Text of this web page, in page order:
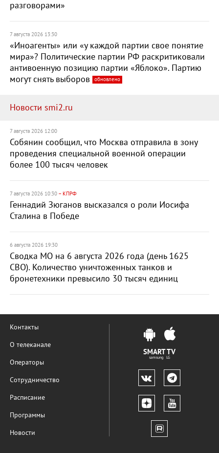
разговорами»
7 августа 2026 13:30
«Иноагенты» или «у каждой партии свое понятие
мира»? Политические партии РФ раскритиковали
антивоенную позицию партии «Яблоко». Партию
могут снять выборов
обновлено
Новости smi2.ru
7 августа 2026 12:00
Собянин сообщил, что Москва отправила в зону
проведения специальной военной операции
более 100 тысяч человек
7 августа 2026 10:30 – КПРФ
Геннадий Зюганов высказался о роли Иосифа
Сталина в Победе
6 августа 2026 19:30
Сводка МО на 6 августа 2026 года (день 1625
СВО). Количество уничтоженных танков и
бронетехники превысило 30 тысяч единиц
Контакты
О телеканале
Операторы
Сотрудничество
Расписание
Программы
Новости
SMART TV
samsung LG